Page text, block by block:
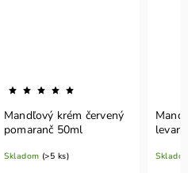
Mandľový krém červený
pomaranč 50ml
Skladom (>5 ks)